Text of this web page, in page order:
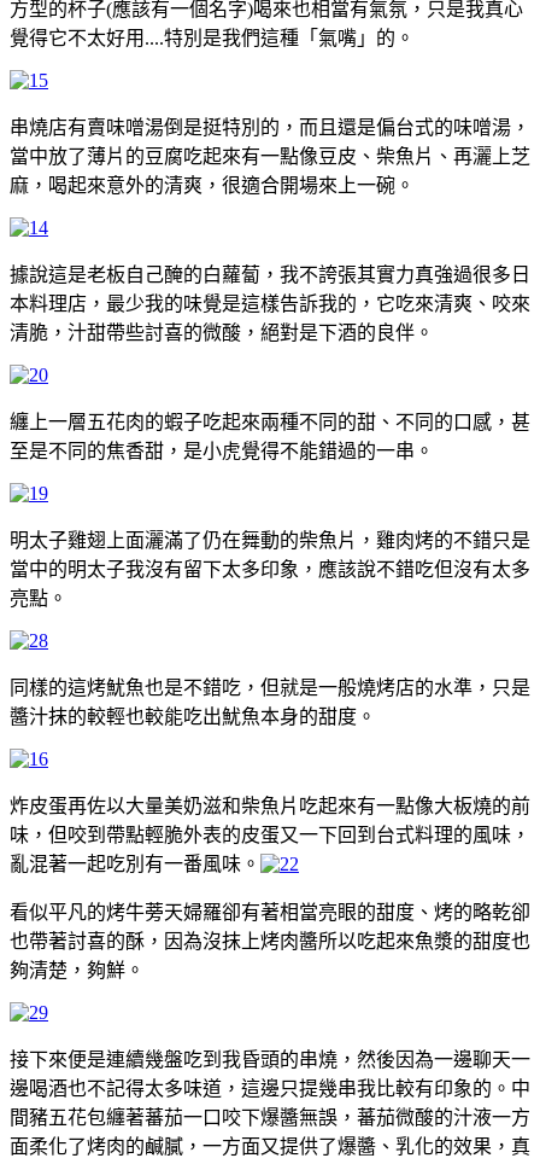
方型的杯子(應該有一個名字)喝來也相當有氣氛，只是我真心
覺得它不太好用....特別是我們這種「氣嘴」的。
串燒店有賣味噌湯倒是挺特別的，而且還是偏台式的味噌湯，
當中放了薄片的豆腐吃起來有一點像豆皮、柴魚片、再灑上芝
麻，喝起來意外的清爽，很適合開場來上一碗。
據說這是老板自己醃的白蘿蔔，我不誇張其實力真強過很多日
本料理店，最少我的味覺是這樣告訴我的，它吃來清爽、咬來
清脆，汁甜帶些討喜的微酸，絕對是下酒的良伴。
纏上一層五花肉的蝦子吃起來兩種不同的甜、不同的口感，甚
至是不同的焦香甜，是小虎覺得不能錯過的一串。
明太子雞翅上面灑滿了仍在舞動的柴魚片，雞肉烤的不錯只是
當中的明太子我沒有留下太多印象，應該說不錯吃但沒有太多
亮點。
同樣的這烤魷魚也是不錯吃，但就是一般燒烤店的水準，只是
醬汁抹的較輕也較能吃出魷魚本身的甜度。
炸皮蛋再佐以大量美奶滋和柴魚片吃起來有一點像大板燒的前
味，但咬到帶點輕脆外表的皮蛋又一下回到台式料理的風味，
亂混著一起吃別有一番風味。
看似平凡的烤牛蒡天婦羅卻有著相當亮眼的甜度、烤的略乾卻
也帶著討喜的酥，因為沒抹上烤肉醬所以吃起來魚漿的甜度也
夠清楚，夠鮮。
接下來便是連續幾盤吃到我昏頭的串燒，然後因為一邊聊天一
邊喝酒也不記得太多味道，這邊只提幾串我比較有印象的。中
間豬五花包纏著蕃茄一口咬下爆醬無誤，蕃茄微酸的汁液一方
面柔化了烤肉的鹹膩，一方面又提供了爆醬、乳化的效果，真